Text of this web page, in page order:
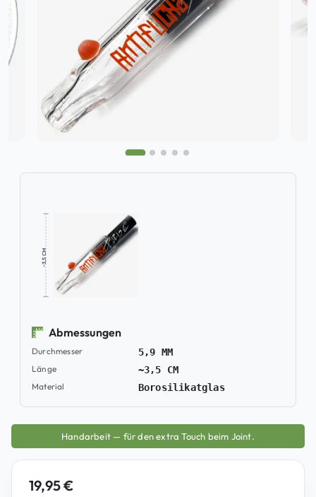
~3,5 CM
Abmessungen
Durchmesser 5,9 MM
Länge ~3,5 CM
Material Borosilikatglas
Handarbeit — für den extra Touch beim Joint.
19,95€